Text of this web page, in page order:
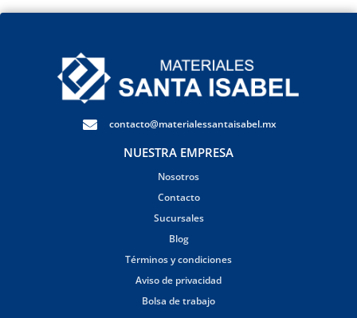
contacto@materialessantaisabel.mx
NUESTRA EMPRESA
Nosotros
Contacto
Sucursales
Blog
Términos y condiciones
Aviso de privacidad
Bolsa de trabajo